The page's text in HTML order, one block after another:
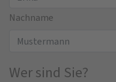
Nachname
Wer sind Sie?